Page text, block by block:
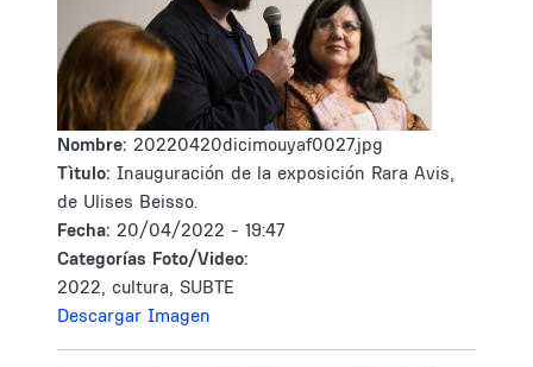
Nombre: 20220420dicimouyaf0027.jpg
Tìtulo: Inauguración de la exposición Rara Avis,
de Ulises Beisso.
Fecha: 20/04/2022 - 19:47
Categorías Foto/Video:
2022, cultura, SUBTE
Descargar Imagen